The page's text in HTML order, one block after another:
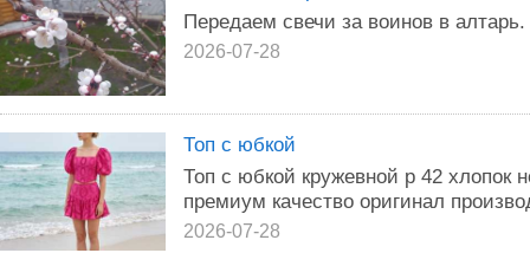
Передаем свечи за воинов в алтарь.
2026-07-28
Топ с юбкой
Топ с юбкой кружевной р 42 хлопок
премиум качество оригинал
2026-07-28